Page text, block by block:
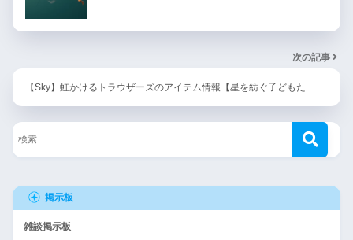
次の記事
【Sky】虹かけるトラウザーズのアイテム情報【星を紡ぐ子どもた…
掲示板
雑談掲示板